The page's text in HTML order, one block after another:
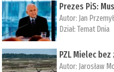
Prezes PiS:
Autor: Jan
Dział:Temat Dnia
PZL Mielec
Autor: Jarosław